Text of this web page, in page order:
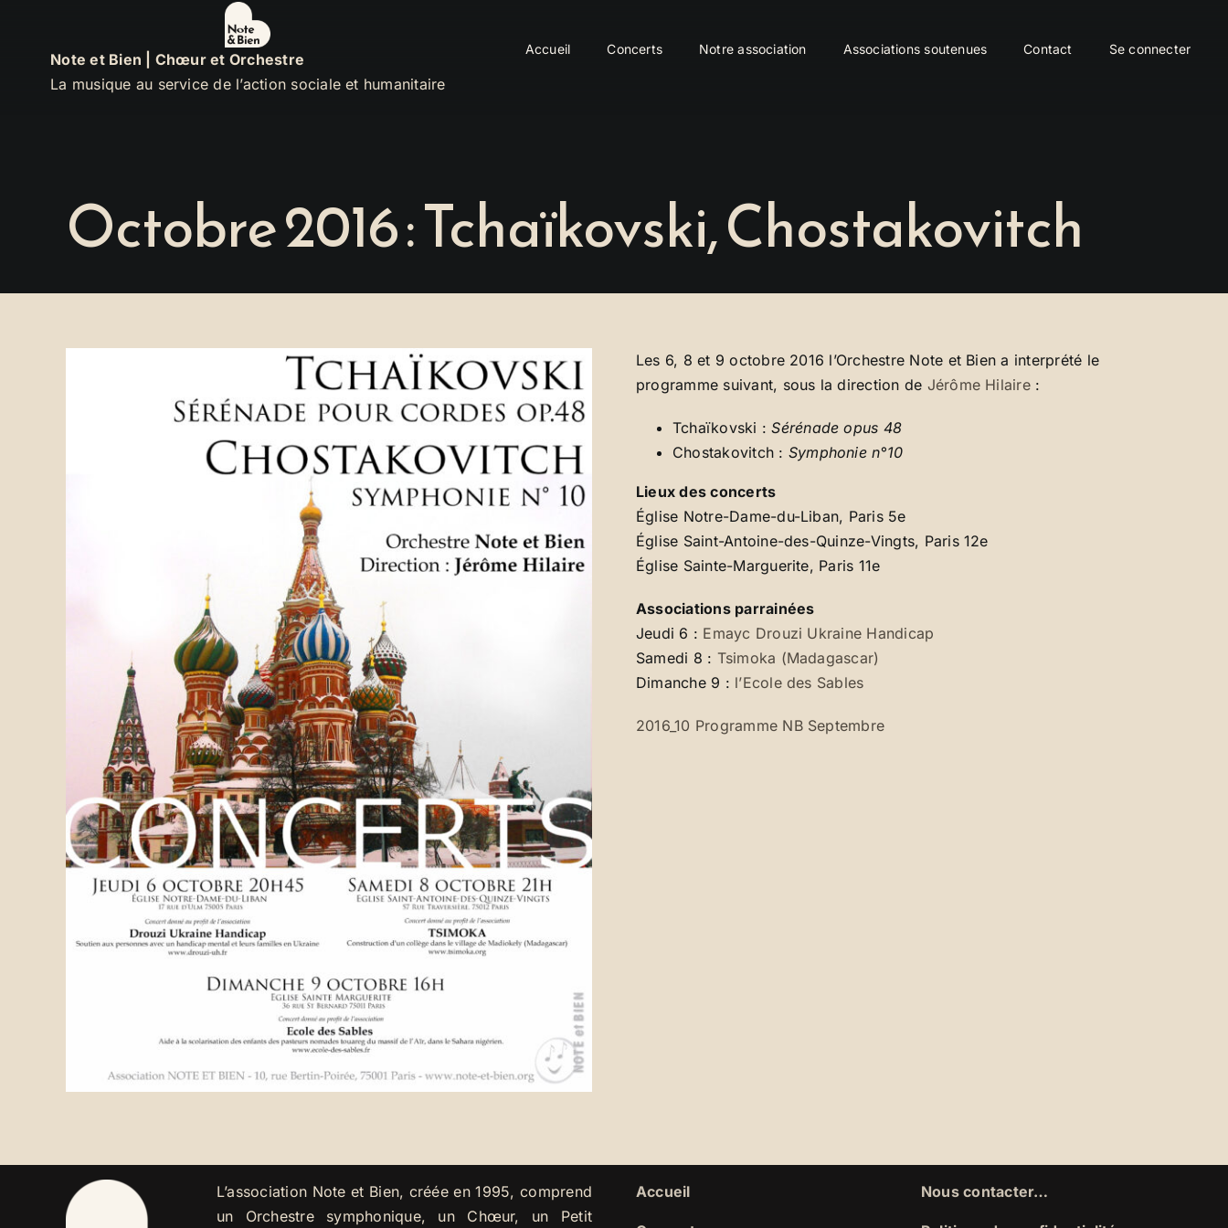
contenuNote et Bien | Chœur et Orchestre
La musique au service de l’action sociale et humanitaire
Accueil Concerts Notre association Associations soutenues Contact Se connecter
Octobre 2016 : Tchaïkovski, Chostakovitch
Les 6, 8 et 9 octobre 2016 l’Orchestre Note et Bien a interprété le
programme suivant, sous la direction de Jérôme Hilaire:
Tchaïkovski :Sérénade opus 48
Chostakovitch : Symphonie n°10
Lieux des concerts
Église Notre-Dame-du-Liban, Paris 5e
Église Saint-Antoine-des-Quinze-Vingts, Paris 12e
Église Sainte-Marguerite, Paris 11e
Associations parrainées
Jeudi 6 : Emayc Drouzi Ukraine Handicap
Samedi 8 : Tsimoka (Madagascar)
Dimanche 9 : l’Ecole des Sables
2016_10 Programme NB Septembre
L’association Note et Bien, créée en 1995, comprend
un Orchestre symphonique, un Chœur, un Petit
Accueil Nous contacter…